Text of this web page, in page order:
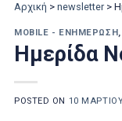
Αρχική > newsletter >
MOBILE - ΕΝΗΜΈΡΩΣΗ,
Ημερίδα
POSTED ON 10